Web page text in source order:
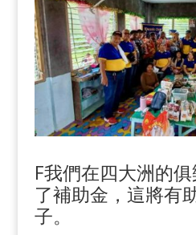
F我們在四大洲的
了補助金，這將有
子。